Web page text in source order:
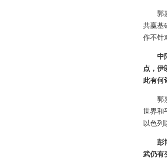
郭
共赢基
作不针
中
点，伊
此有何
郭
世界和
以色列
彭
武仍有